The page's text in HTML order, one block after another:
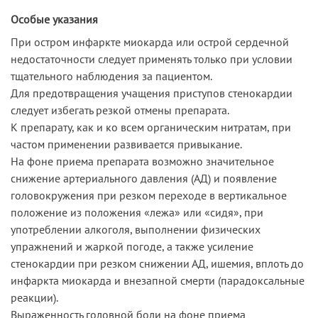
Особые указания
При остром инфаркте миокарда или острой сердечной
недостаточности следует применять только при условии
тщательного наблюдения за пациентом.
Для предотвращения учащения приступов стенокардии
следует избегать резкой отмены препарата.
К препарату, как и ко всем органическим нитратам, при
частом применении развивается привыкание.
На фоне приема препарата возможно значительное
снижение артериального давления (АД) и появление
головокружения при резком переходе в вертикальное
положение из положения «лежа» или «сидя», при
употреблении алкоголя, выполнении физических
упражнений и жаркой погоде, а также усиление
стенокардии при резком снижении АД, ишемия, вплоть до
инфаркта миокарда и внезапной смерти (парадоксальные
реакции).
Выраженность головной боли на фоне приема